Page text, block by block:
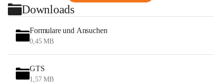
Downloads
Formulare und Ansuchen
0,45 MB
GTS
1,57 MB